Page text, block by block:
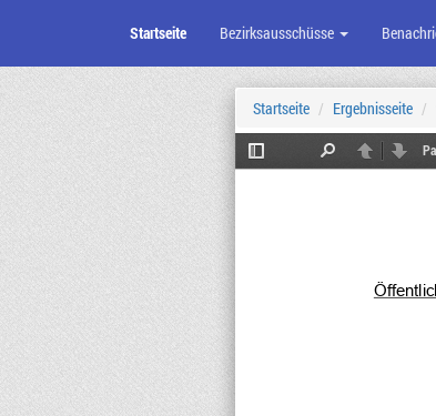
Zum
Seiteninhalt
Startseite Bezirksausschüsse
Startseite Ergebnisseite
Toggle
Find PreviousNext